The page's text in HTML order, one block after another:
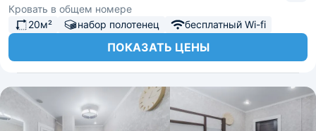
Кровать в общем номере
20м²
набор полотенец бесплатный Wi-fi
ПОКАЗАТЬ ЦЕНЫ